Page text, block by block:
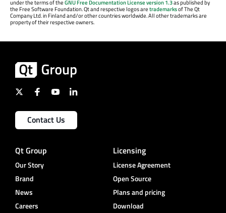
under the terms of theGNU Free Documentation License version 1.3as published by
the Free Software Foundation. Qt and respective logos aretrademarksof The Qt
Company Ltd. in Finland and/or other countries worldwide. All other trademarks are
property of their respective owners.
Contact Us
Qt Group
Our Story
Brand
News
Careers
Licensing
License Agreement
Open Source
Plans and pricing
Download